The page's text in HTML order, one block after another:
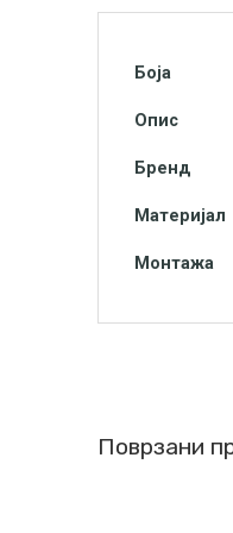
Боја
Опис
Бренд
Материјал
Монтажа
Поврзани